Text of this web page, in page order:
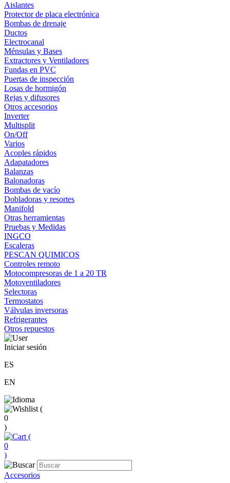
Aislantes
Protector de placa electrónica
Bombas de drenaje
Ductos
Electrocanal
Ménsulas y Bases
Extractores y Ventiladores
Fundas en PVC
Puertas de inspección
Losas de hormigón
Rejas y difusores
Otros accesorios
Inverter
Multisplit
On/Off
Varios
Acoples rápidos
Adapatadores
Balanzas
Balonadoras
Bombas de vacío
Dobladoras y resortes
Manifold
Otras herramientas
Pruebas y Medidas
INGCO
Escaleras
PESCAN QUIMICOS
Controles remoto
Motocompresoras de 1 a 20 TR
Motoventiladores
Selectoras
Termostatos
Válvulas inversoras
Refrigerantes
Otros repuestos
Iniciar sesión
ES
EN
(
0
)
(
0
)
Accesorios